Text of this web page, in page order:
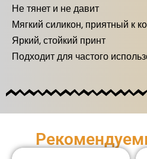
Не тянет и не давит
Мягкий силикон, приятный к
Яркий, стойкий принт
Подходит для частого